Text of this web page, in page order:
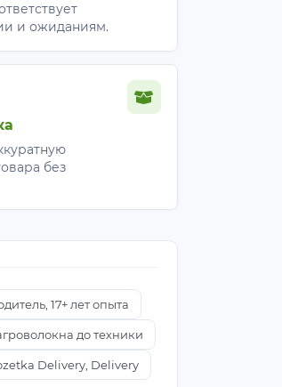
и ожиданиям.
без
17+ лет опыта
до техники
Delivery, Delivery